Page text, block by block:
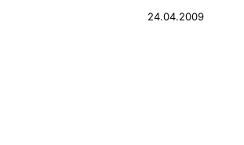
24.04.2009